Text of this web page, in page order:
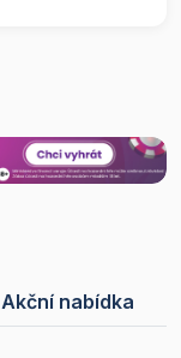
Akční nabídka